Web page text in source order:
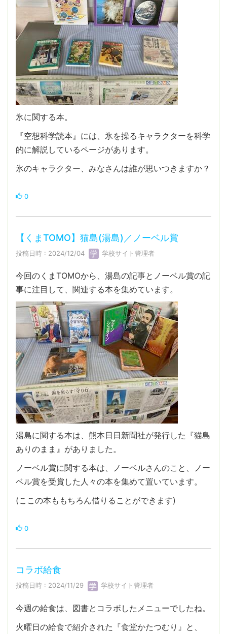
氷に関する本。
『空想科学読本』には、氷を操るキャラクターを科学
的に解説しているページがあります。
氷のキャラクター、みなさんは誰が思いつきますか？
0
【くまTOMO】猫島(湯島)／ノーベル賞
投稿日時 : 2024/12/04 学校サイト管理者
今回のくまTOMOから、湯島の記事とノーベル賞の記
事に注目して、関連する本を集めています。
湯島に関する本は、熊本日日新聞社が発行した『猫島
ありのまま』がありました。
ノーベル賞に関する本は、ノーベルさんのこと、ノー
ベル賞を受賞した人々の本を集めて置いています。
(ここの本ももちろん借りることができます)
0
コラボ給食
投稿日時 : 2024/11/29 学校サイト管理者
今週の給食は、図書とコラボしたメニューでしたね。
火曜日の給食で紹介された『食堂かたつむり』と、